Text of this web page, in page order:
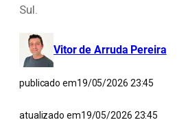
Sul.
Vitor de Arruda Pereira
publicado em19/05/2026 23:45
atualizado em19/05/2026 23:45